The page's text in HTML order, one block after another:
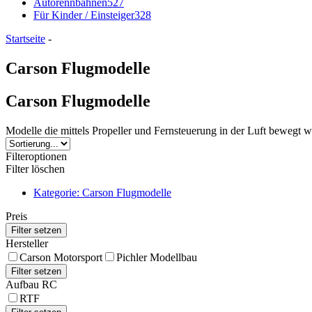
Autorennbahnen527
Für Kinder / Einsteiger328
Startseite -
Carson Flugmodelle
Carson Flugmodelle
Modelle die mittels Propeller und Fernsteuerung in der Luft bewegt
Filteroptionen
Filter löschen
Kategorie: Carson Flugmodelle
Preis
Hersteller
Carson Motorsport
Pichler Modellbau
Aufbau RC
RTF